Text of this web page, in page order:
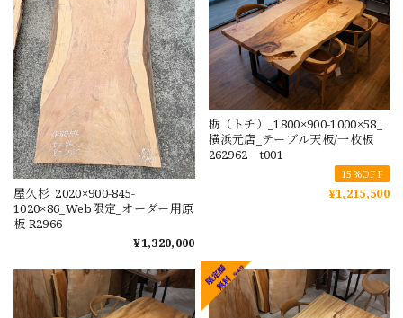
屋久杉_2020×900-845-
1020×86_Web限定_オーダー用原
板 R2966
¥1,320,000
栃（トチ）_1800×900-1000×58_
横浜元店_テーブル天板/一枚板
262962 t001
15%OFF
¥1,215,500